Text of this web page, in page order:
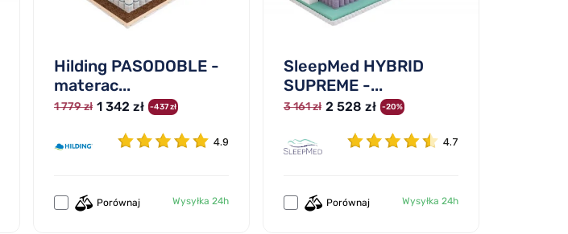
Hilding PASODOBLE -
materac...
1 779 zł 1 342 zł -437 zł
4.9
Porównaj Wysyłka 24h
SleepMed HYBRID
SUPREME -...
3 161 zł 2 528 zł -20%
4.7
Porównaj Wysyłka 24h